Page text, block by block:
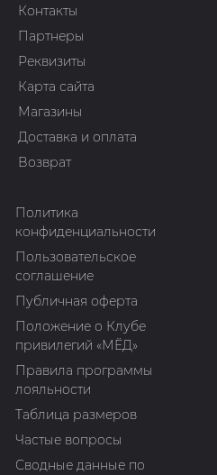
Контакты
Партнеры
Реквизиты
Карта сайта
Магазины
Доставка и оплата
Возврат
Политика
конфиденциальности
Пользовательское
соглашение
Публичная оферта
Положение о Клубе
привилегий «МЁД»
Правила программы
лояльности
Таблица размеров
Частые вопросы
Сводные данные по